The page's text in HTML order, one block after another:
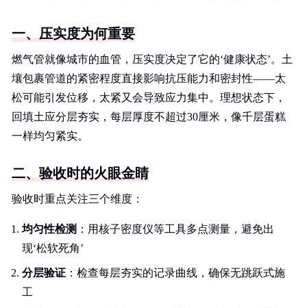
一、压实度为何重要
燃气管就像城市的血管，压实度决定了它的‘健康状态’。土
壤包裹管道的紧密程度直接影响抗压能力和密封性——太
松可能引发位移，太紧又会导致应力集中。理想状态下，
回填土应分层夯实，每层厚度不超过30厘米，像千层蛋糕
一样均匀紧实。
二、验收时的火眼金睛
验收时重点关注三个维度：
均匀性检测 ：用核子密度仪等工具多点测量，避免出
现‘松软死角’
分层验证 ：检查每层夯实的记录曲线，确保无跳跃式施
工